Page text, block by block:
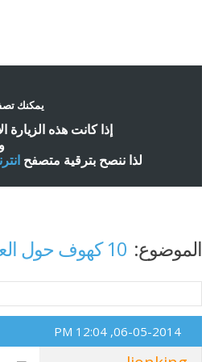
يمكنك
إذا كانت هذه الزيارة
لذا ننصح بترقية متصفح
الموضوع: 10 كهوف حول العالم تأخذكم إلى سحر أعماق الأرض
06-05-2014,
12:04 PM